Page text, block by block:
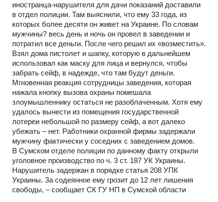
иностранца-нарушителя для дачи показаний доставили
в отдел полиции. Там выяснили, что ему 33 года, из
которых более десяти он живет на Украине. По словам
мужчины? весь день и ночь он провел в заведении и
потратил все деньги. После чего решил их «возместить».
Взял дома пистолет и шапку, которую в дальнейшем
использовал как маску для лица и вернулся, чтобы
забрать сейф, в надежде, что там будут деньги.
Мгновенная реакция сотрудницы заведения, которая
нажала кнопку вызова охраны помешала
злоумышленнику остаться не разоблаченным. Хотя ему
удалось вынести из помещения государственной
лотереи небольшой по размеру сейф, а вот далеко
убежать – нет. Работники охранной фирмы задержали
мужчину фактически у соседних с заведением домов.
В Сумском отделе полиции по данному факту открыли
уголовное производство по ч. 3 ст. 187 УК Украины.
Нарушитель задержан в порядке статья 208 УПК
Украины. За содеянное ему грозит до 12 лет лишения
свободы, – сообщает СК ГУ НП в Сумской области